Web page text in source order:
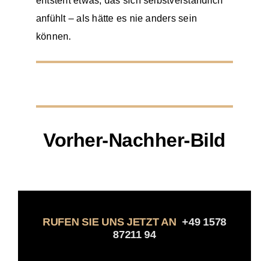
anfühlt – als hätte es nie anders sein
können.
Vorher-Nachher-Bild
RUFEN SIE UNS JETZT AN+49 1578
87211 94